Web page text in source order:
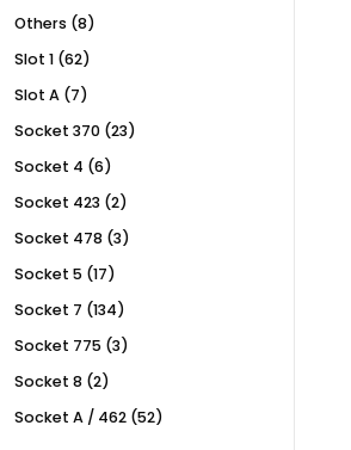
Others 88
Slot 1 6262
Slot A 77
Socket 370 2323
Socket 4 66
Socket 423 22
Socket 478 33
Socket 5 1717
Socket 7 134134
Socket 775 33
Socket 8 22
Socket A / 462 5252